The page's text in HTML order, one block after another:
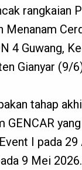
rangkaian
Menanam
4 Guwang,
Gianyar (9/
tahap
GENCAR
I pada 29
9 Mei